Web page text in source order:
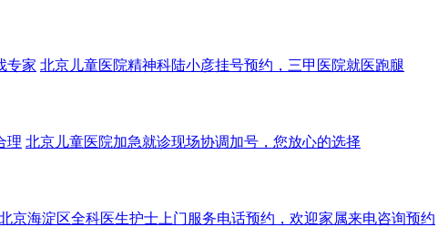
专家 北京儿童医院精神科陆小彦挂号预约，三甲医院就医跑腿
理 北京儿童医院加急就诊现场协调加号，您放心的选择
京海淀区全科医生护士上门服务电话预约，欢迎家属来电咨询预约